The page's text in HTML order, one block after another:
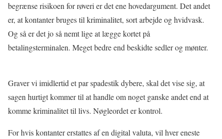
begrænse risikoen for røveri er det ene hovedargument. Det andet
er, at kontanter bruges til kriminalitet, sort arbejde og hvidvask.
Og så er det jo så nemt lige at lægge kortet på
betalingsterminalen. Meget bedre end beskidte sedler og mønter.
Graver vi imidlertid et par spadestik dybere, skal det vise sig, at
sagen hurtigt kommer til at handle om noget ganske andet end at
komme kriminalitet til livs. Nøgleordet er kontrol.
For hvis kontanter erstattes af en digital valuta, vil hver eneste